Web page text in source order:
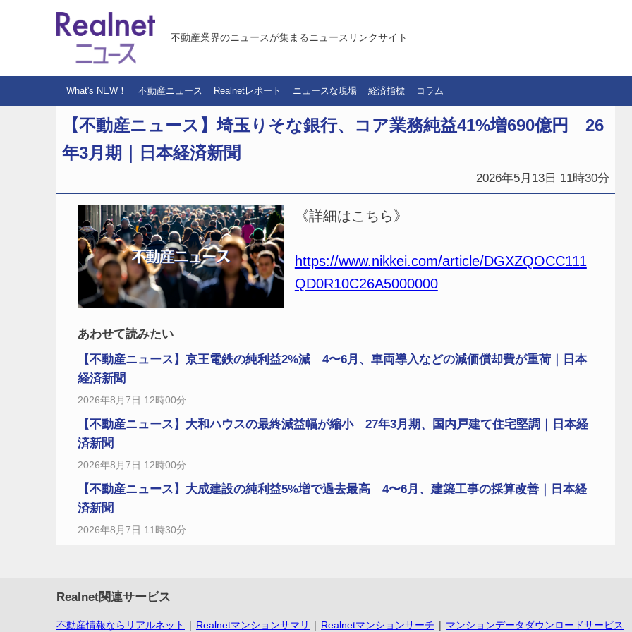
不動産業界のニュースが集まるニュースリンクサイト
What's NEW！ 不動産ニュース Realnetレポート ニュースな現場 経済指標 コラム
【不動産ニュース】埼玉りそな銀行、コア業務純益41%増690億円 26
年3月期｜日本経済新聞
2026年5月13日 11時30分
《詳細はこちら》
https://www.nikkei.com/article/DGXZQOCC111
QD0R10C26A5000000
あわせて読みたい
【不動産ニュース】京王電鉄の純利益2%減 4〜6月、車両導入などの減価償却費が重荷｜日本
経済新聞
2026年8月7日 12時00分
【不動産ニュース】大和ハウスの最終減益幅が縮小 27年3月期、国内戸建て住宅堅調｜日本経
済新聞
2026年8月7日 12時00分
【不動産ニュース】大成建設の純利益5%増で過去最高 4〜6月、建築工事の採算改善｜日本経
済新聞
2026年8月7日 11時30分
Realnet関連サービス
不動産情報ならリアルネット Realnetマンションサマリ Realnetマンションサーチ マンションデータダウンロードサービス